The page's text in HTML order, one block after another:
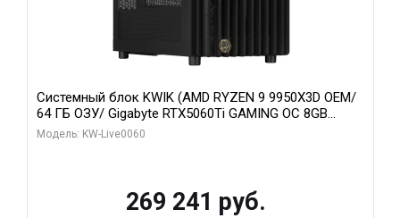
Системный блок KWIK (AMD RYZEN 9 9950X3D OEM/
64 ГБ ОЗУ/ Gigabyte RTX5060Ti GAMING OC 8GB
GDDR7 128bit 3xDP H/ 1 ТБ SSD)
Модель: KW-Live0060
269 241 руб.